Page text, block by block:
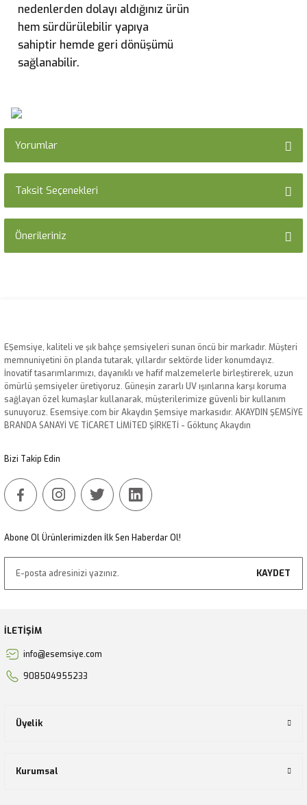
nedenlerden dolayı aldığınız ürün
hem sürdürülebilir yapıya
sahiptir hemde geri dönüşümü
sağlanabilir.
Yorumlar
Taksit Seçenekleri
Önerileriniz
Ürün resmi kalitesiz, bozuk veya görüntülenemiyor.
Ürün açıklamasında eksik bilgiler bulunuyor.
Ürün bilgilerinde hatalar bulunuyor.
Ürün fiyatı diğer sitelerden daha pahalı.
Bu ürüne benzer farklı alternatifler olmalı.
EŞemsiye, kaliteli ve şık bahçe şemsiyeleri sunan öncü bir markadır. Müşteri
memnuniyetini ön planda tutarak, yıllardır sektörde lider konumdayız.
İnovatif tasarımlarımızı, dayanıklı ve hafif malzemelerle birleştirerek, uzun
ömürlü şemsiyeler üretiyoruz. Güneşin zararlı UV ışınlarına karşı koruma
sağlayan özel kumaşlar kullanarak, müşterilerimize güvenli bir kullanım
sunuyoruz. Esemsiye.com bir Akaydın Şemsiye markasıdır. AKAYDIN ŞEMSİYE
BRANDA SANAYİ VE TİCARET LİMİTED ŞİRKETİ - Göktunç Akaydın
Bizi Takip Edin
Abone Ol Ürünlerimizden İlk Sen Haberdar Ol!
KAYDET
İLETİŞİM
info@esemsiye.com
908504955233
Üyelik
Kurumsal